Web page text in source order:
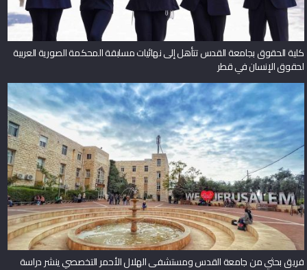
كلية الحقوق بجامعة القدس تتأهل إلى نهائيات مسابقة المحكمة الصورية العربية
لحقوق الإنسان في قطر
فريق بحثي من جامعة القدس ومستشفى الهلال الأحمر التخصصي ينشر دراسة